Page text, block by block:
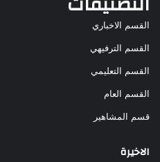
القسم الاخباري
القسم الترفيهي
القسم التعليمي
القسم العام
قسم المشاهير
الاخيرة